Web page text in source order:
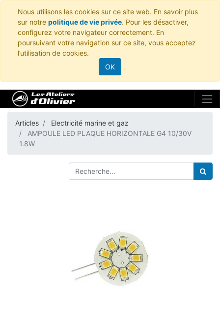
Nous utilisons les cookies sur ce site web. En savoir plus
sur notre politique de vie privée. Pour les désactiver,
configurez votre navigateur correctement. En
poursuivant votre navigation sur ce site, vous acceptez
l’utilisation de cookies.
OK
Articles
Electricité marine et gaz
AMPOULE LED PLAQUE HORIZONTALE G4 10/30V
1.8W